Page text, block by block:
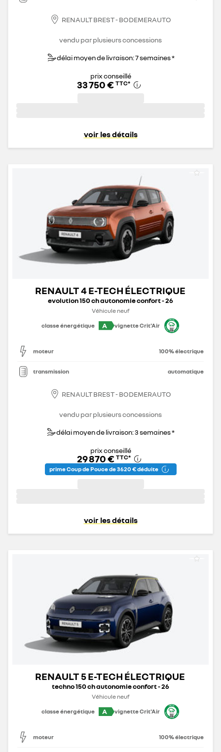
RENAULT BREST - BODEMERAUTO
vendu par plusieurs concessions
délai moyen de livraison: 7 semaines *
prix conseillé
33 750 € TTC*
voir les détails
RENAULT 4 E-TECH ÉLECTRIQUE
evolution 150 ch autonomie confort - 26
Véhicule neuf
classe énergétique
A vignette Crit'Air
moteur 100% électrique
transmission automatique
RENAULT BREST - BODEMERAUTO
vendu par plusieurs concessions
délai moyen de livraison: 3 semaines *
prix conseillé
29 870 € TTC*
prime Coup de Pouce de 3 620 € déduite
voir les détails
RENAULT 5 E-TECH ÉLECTRIQUE
techno 150 ch autonomie confort - 26
Véhicule neuf
classe énergétique
A vignette Crit'Air
moteur 100% électrique